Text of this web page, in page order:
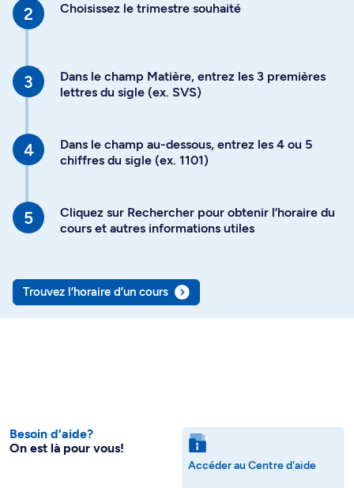
Choisissez le trimestre souhaité
Dans le champ Matière, entrez les 3 premières
lettres du sigle (ex. SVS)
Dans le champ au-dessous, entrez les 4 ou 5
chiffres du sigle (ex. 1101)
Cliquez sur Rechercher pour obtenir l’horaire du
cours et autres informations utiles
Trouvez l’horaire d’un cours
Besoin d’aide?
On est là pour vous!
Accéder au Centre d'aide